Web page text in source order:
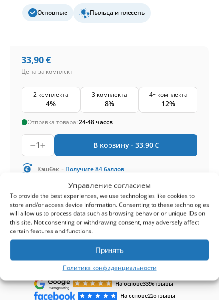
Управление согласием
To provide the best experiences, we use technologies like cookies to
store and/or access device information. Consenting to these technologies
will allow us to process data such as browsing behavior or unique IDs on
this site. Not consenting or withdrawing consent, may adversely affect
certain features and functions.
Принять
Политика конфиденциальности
Основные Пыльца и плесень
33,90 €
Цена за комплект
2 комплекта
4%
3 комплекта
8%
4+ комплекта
12%
Отправка товара:24-48 часов
1 В корзину - 33,90 €
Кэшбэк - Получите84баллов
1-4 of 4
Отзывы клиентов
На основе339отзывы
На основе22отзывы